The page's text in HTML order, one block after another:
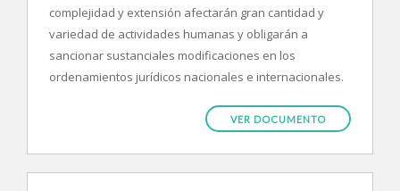
complejidad y extensión afectarán gran cantidad y
variedad de actividades humanas y obligarán a
sancionar sustanciales modificaciones en los
ordenamientos jurídicos nacionales e internacionales.
VER DOCUMENTO